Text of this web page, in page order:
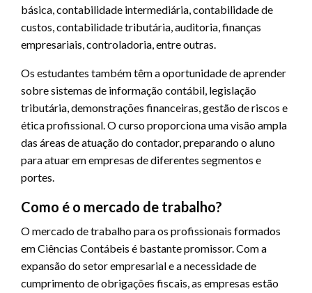
básica, contabilidade intermediária, contabilidade de
custos, contabilidade tributária, auditoria, finanças
empresariais, controladoria, entre outras.
Os estudantes também têm a oportunidade de aprender
sobre sistemas de informação contábil, legislação
tributária, demonstrações financeiras, gestão de riscos e
ética profissional. O curso proporciona uma visão ampla
das áreas de atuação do contador, preparando o aluno
para atuar em empresas de diferentes segmentos e
portes.
Como é o mercado de trabalho?
O mercado de trabalho para os profissionais formados
em Ciências Contábeis é bastante promissor. Com a
expansão do setor empresarial e a necessidade de
cumprimento de obrigações fiscais, as empresas estão